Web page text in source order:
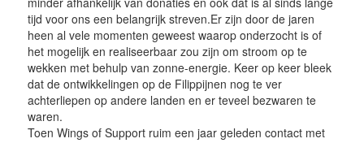
tijd voor ons een belangrijk streven.Er zijn door de jaren
heen al vele momenten geweest waarop onderzocht is of
het mogelijk en realiseerbaar zou zijn om stroom op te
wekken met behulp van zonne-energie. Keer op keer bleek
dat de ontwikkelingen op de Filippijnen nog te ver
achterliepen op andere landen en er teveel bezwaren te
waren.
Toen Wings of Support ruim een jaar geleden contact met